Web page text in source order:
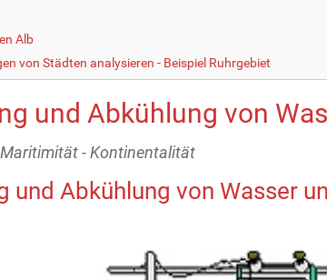
Alb
von Städten analysieren - Beispiel Ruhrgebiet
und Abkühlung von
- Kontinentalität
und Abkühlung von Wasser